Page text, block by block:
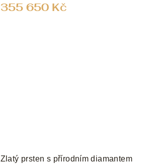
355 650 Kč
Zlatý prsten s přírodním diamantem